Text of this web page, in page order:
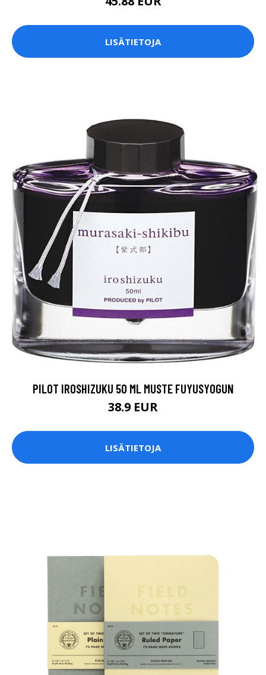
LISÄTIETOJA
PILOT IROSHIZUKU 50 ML MUSTE FUYUSYOGUN
38.9 EUR
LISÄTIETOJA